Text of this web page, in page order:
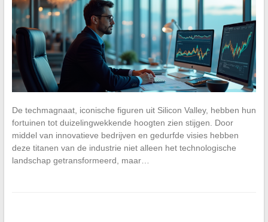
De techmagnaat, iconische figuren uit Silicon Valley, hebben hun
fortuinen tot duizelingwekkende hoogten zien stijgen. Door
middel van innovatieve bedrijven en gedurfde visies hebben
deze titanen van de industrie niet alleen het technologische
landschap getransformeerd, maar…